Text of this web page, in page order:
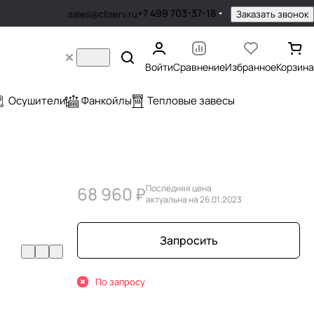
sales@cliserv.ru+7 499 703-37-18 Заказать звонок
ВойтиСравнениеИзбранноеКорзина
Осушители Фанкойлы Тепловые завесы
68 960 ₽Последняя цена
актуальна на 26.01.2023
Запросить
По запросу